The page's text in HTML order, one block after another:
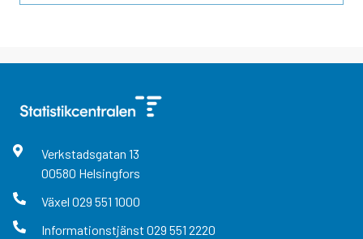
Verkstadsgatan 13
00580 Helsingfors
Växel 029 551 1000
Informationstjänst 029 551 2220